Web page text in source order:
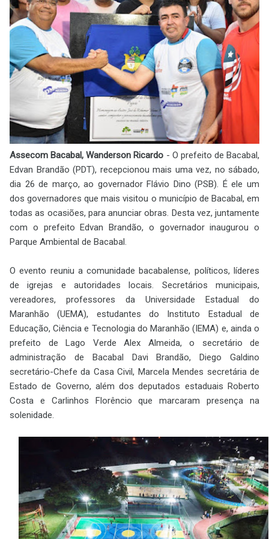
Assecom Bacabal, Wanderson Ricardo - O prefeito de Bacabal,
Edvan Brandão (PDT), recepcionou mais uma vez, no sábado,
dia 26 de março, ao governador Flávio Dino (PSB). É ele um
dos governadores que mais visitou o município de Bacabal, em
todas as ocasiões, para anunciar obras. Desta vez, juntamente
com o prefeito Edvan Brandão, o governador inaugurou o
Parque Ambiental de Bacabal.
O evento reuniu a comunidade bacabalense, políticos, líderes
de igrejas e autoridades locais. Secretários municipais,
vereadores, professores da Universidade Estadual do
Maranhão (UEMA), estudantes do Instituto Estadual de
Educação, Ciência e Tecnologia do Maranhão (IEMA) e, ainda o
prefeito de Lago Verde Alex Almeida, o secretário de
administração de Bacabal Davi Brandão, Diego Galdino
secretário-Chefe da Casa Civil, Marcela Mendes secretária de
Estado de Governo, além dos deputados estaduais Roberto
Costa e Carlinhos Florêncio que marcaram presença na
solenidade.